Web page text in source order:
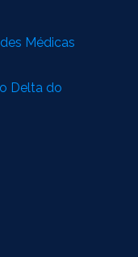
Médicas
Delta do